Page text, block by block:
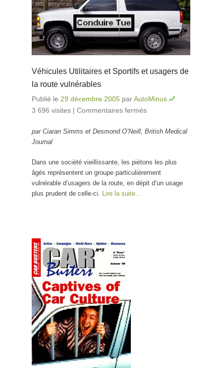
Véhicules Utilitaires et Sportifs et usagers de
la route vulnérables
Publié le 29 décembre 2005 parAutoMinus
3 696 visites | Commentaires fermés
Sportifs et
vulnérables
par Ciaran Simms et Desmond O’Neill, British Medical
Journal
Dans une société vieillissante, les piétons les plus
âgés représentent un groupe particulièrement
vulnérable d’usagers de la route, en dépit d’un usage
plus prudent de celle-ci. Lire la suite…